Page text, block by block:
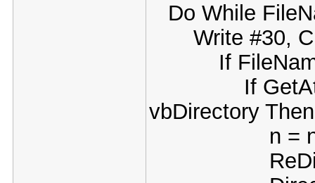
Do While
Write #30,
If FileName
If
vbDirectory Then
n = n
ReDim